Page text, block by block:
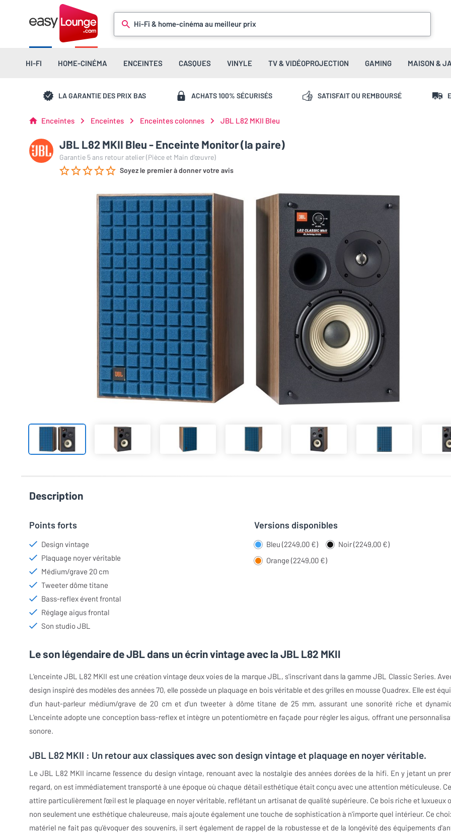
Hi-Fi & home-cinéma au meilleur prix
HI-FI HOME-CINÉMA ENCEINTES CASQUES VINYLE TV & VIDÉOPROJECTION GAMING MAISON &
LA GARANTIE DES PRIX BAS ACHATS 100% SÉCURISÉS SATISFAIT OU REMBOURSÉ
Enceintes Enceintes Enceintes colonnes JBL L82 MKII Bleu
JBL L82 MKII Bleu - Enceinte Monitor (la paire)
Garantie 5 ans retour atelier (Pièce et Main d’œuvre)
Soyez le premier à donner votre avis
Description
Points forts
Design vintage
Plaquage noyer véritable
Médium/grave 20 cm
Tweeter dôme titane
Bass-reflex évent frontal
Réglage aigus frontal
Son studio JBL
Versions disponibles
Bleu (2249,00 €)
Noir (2249,00 €)
Orange (2249,00 €)
Le son légendaire de JBL dans un écrin vintage avec la JBL L82 MKII
L'enceinte JBL L82 MKII est une création vintage deux voies de la marque JBL, s'inscrivant dans la gamme JBL Classic Series.
design inspiré des modèles des années 70, elle possède un plaquage en bois véritable et des grilles en mousse Quadrex. Elle est
d'un haut-parleur médium/grave de 20 cm et d'un tweeter à dôme titane de 25 mm, assurant une sonorité riche et
L'enceinte adopte une conception bass-reflex et intègre un potentiomètre en façade pour régler les aigus, offrant une
sonore.
JBL L82 MKII : Un retour aux classiques avec son design vintage et plaquage en noyer véritable.
Le JBL L82 MKII incarne l'essence du design vintage, renouant avec la nostalgie des années dorées de la hifi. En y jetant un
regard, on est immédiatement transporté à une époque où chaque détail esthétique était conçu avec une attention méticuleuse.
attire particulièrement l'œil est le plaquage en noyer véritable, reflétant un artisanat de qualité supérieure. Ce bois riche et luxueux
non seulement une esthétique chaleureuse, mais ajoute également une touche de sophistication à n'importe quel intérieur. Ce
matériel ne fait pas qu'évoquer des souvenirs, il sert également de rappel de la robustesse et de la longévité des équipements